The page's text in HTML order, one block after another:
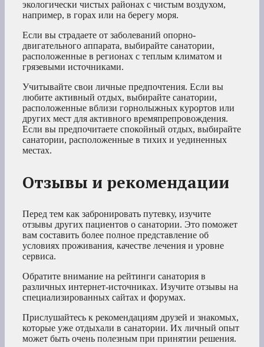
экологически чистых районах с чистым воздухом,
например, в горах или на берегу моря.
Если вы страдаете от заболеваний опорно-
двигательного аппарата, выбирайте санатории,
расположенные в регионах с теплым климатом и
грязевыми источниками.
Учитывайте свои личные предпочтения. Если вы
любите активный отдых, выбирайте санатории,
расположенные вблизи горнолыжных курортов или
других мест для активного времяпрепровождения.
Если вы предпочитаете спокойный отдых, выбирайте
санатории, расположенные в тихих и уединенных
местах.
Отзывы и рекомендации
Перед тем как забронировать путевку, изучите
отзывы других пациентов о санатории. Это поможет
вам составить более полное представление об
условиях проживания, качестве лечения и уровне
сервиса.
Обратите внимание на рейтинги санатория в
различных интернет-источниках. Изучите отзывы на
специализированных сайтах и форумах.
Прислушайтесь к рекомендациям друзей и знакомых,
которые уже отдыхали в санатории. Их личный опыт
может быть очень полезным при принятии решения.